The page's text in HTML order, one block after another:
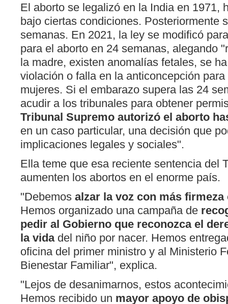
El aborto se legalizó en la India en 1971,
bajo ciertas condiciones. Posteriormente
semanas. En 2021, la ley se modificó
para el aborto en 24 semanas, alegando
la madre, existen anomalías fetales, se
violación o falla en la anticoncepción
mujeres. Si el embarazo supera las 24
acudir a los tribunales para obtener
Tribunal Supremo autorizó el aborto
en un caso particular, una decisión que
implicaciones legales y sociales".
Ella teme que esa reciente sentencia del
aumenten los abortos en el enorme país.
"Debemos alzar la voz con más
Hemos organizado una campaña de
pedir al Gobierno que reconozca el
la vidadel niño por nacer. Hemos
oficina del primer ministro y al Ministerio
Bienestar Familiar", explica.
"Lejos de desanimarnos, estos
Hemos recibido un mayor apoyo de